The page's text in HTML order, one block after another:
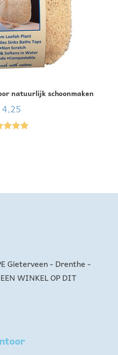
natuurlijk schoonmaken
4,25
Gieterveen - Drenthe -
WINKEL OP DIT